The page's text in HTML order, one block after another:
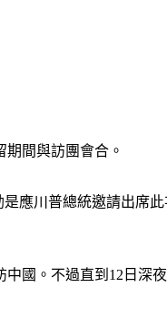
間與訪團會合。
應川普總統邀請出席
國。不過直到12日深